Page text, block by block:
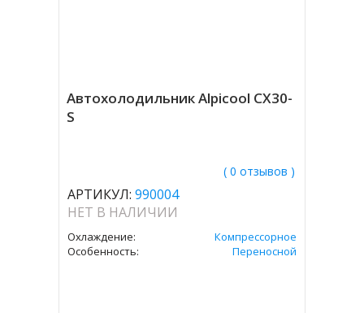
Автохолодильник Alpicool CX30-
S
( 0 отзывов )
АРТИКУЛ: 990004
НЕТ В НАЛИЧИИ
Охлаждение:
Компрессорное
Особенность:
Переносной